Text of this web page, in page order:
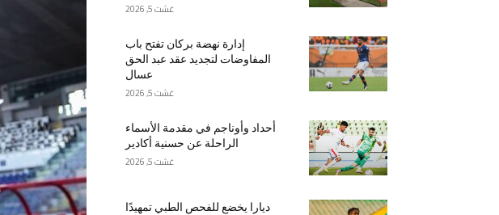
غشت 5, 2026
إدارة نهضة بركان تفتح باب
المفاوضات لتجديد عقد عبد الحق
عسال
غشت 5, 2026
أحداد وأوناجم في مقدمة الأسماء
الراحلة عن حسنية أكادير
غشت 5, 2026
ديارا يخضع للفحص الطبي تمهيدًا